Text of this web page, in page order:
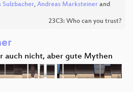
Sulzbacher, Andreas Marksteiner and
23C3: Who can you trust?
auch nicht, aber gute Mythen